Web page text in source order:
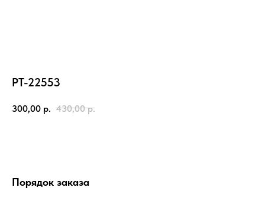
PT-22553
300,00 р. 430,00 р.
Порядок заказа